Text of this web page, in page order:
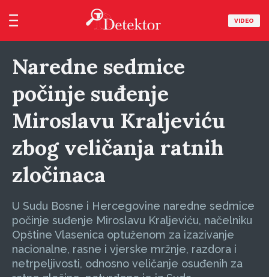
VIDEO
Naredne sedmice
počinje suđenje
Miroslavu Kraljeviću
zbog veličanja ratnih
zločinaca
U Sudu Bosne i Hercegovine naredne sedmice
počinje suđenje Miroslavu Kraljeviću, načelniku
Opštine Vlasenica optuženom za izazivanje
nacionalne, rasne i vjerske mržnje, razdora i
netrpeljivosti, odnosno veličanje osuđenih za